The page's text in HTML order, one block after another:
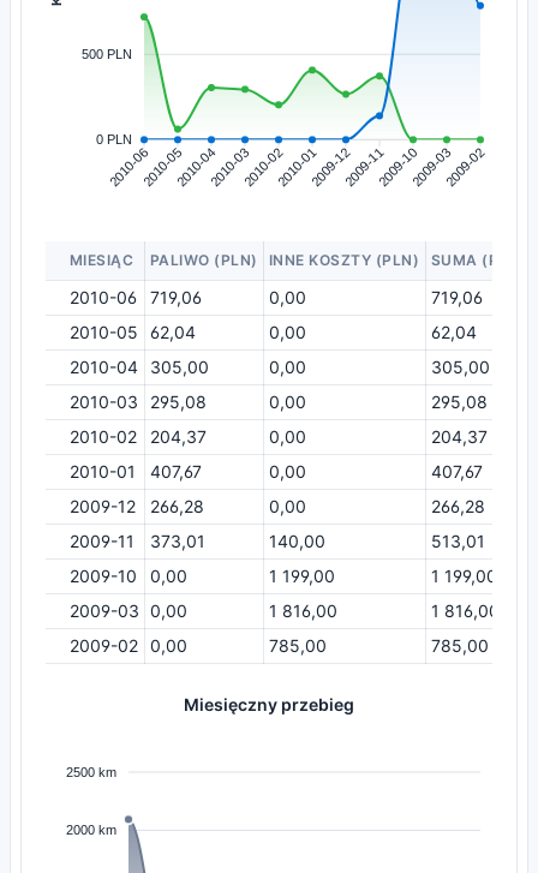
500 PLN
0 PLN
2010-062010-052010-042010-032010-022010-012009-122009-112009-102009-032009-02
MIESIĄC PALIWO (PLN) INNE KOSZTY (PLN) SUMA (PLN)
2010-06 719,06 0,00
719,06
2010-05
62,04 0,00
62,04
2010-04
305,00 0,00
305,00
2010-03
295,08 0,00
295,08
2010-02
204,37 0,00
204,37
2010-01
407,67 0,00
407,67
2009-12
266,28 0,00
266,28
2009-11
373,01 140,00
513,01
2009-10
0,00 1 199,00
1 199,00
2009-03 0,00 1 816,00
1 816,00
2009-02 0,00 785,00 785,00
Miesięczny przebieg
2500 km
2000 km